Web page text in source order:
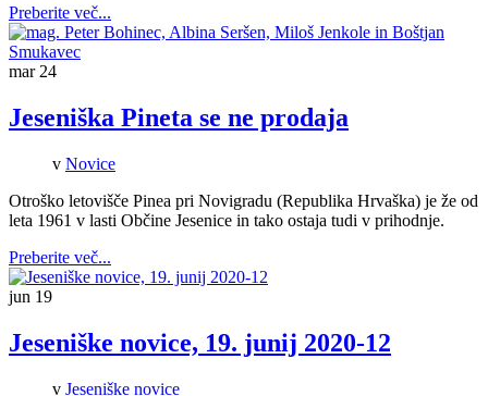
Preberite več...
mar 24
Jeseniška Pineta se ne prodaja
v Novice
Otroško letovišče Pinea pri Novigradu (Republika Hrvaška) je že od
leta 1961 v lasti Občine Jesenice in tako ostaja tudi v prihodnje.
Preberite več...
jun 19
Jeseniške novice, 19. junij 2020-12
v Jeseniške novice